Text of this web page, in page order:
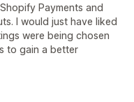
Payments and
I would just have liked
were being chosen
to gain a better